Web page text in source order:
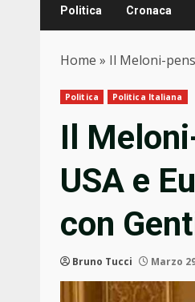
Politica Cronaca
Home » Il Meloni-
Politica Politica Italiana
Il
USA e
con
Bruno Tucci Marzo